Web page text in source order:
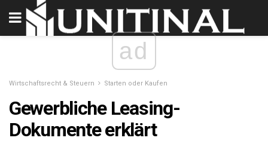
ad
Wirtschaftsrecht & Steuern Starten oder Kaufen
Gewerbliche Leasing-
Dokumente erklärt